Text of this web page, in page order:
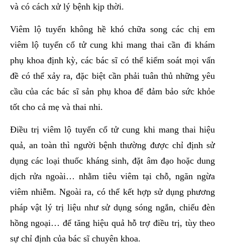
và có cách xử lý bệnh kịp thời.
Viêm lộ tuyến không hề khó chữa song các chị em
viêm lộ tuyến cổ tử cung khi mang thai cần đi khám
phụ khoa định kỳ, các bác sĩ có thể kiểm soát mọi vấn
đề có thể xảy ra, đặc biệt cần phải tuân thủ những yêu
cầu của các bác sĩ sản phụ khoa để đảm bảo sức khỏe
tốt cho cả mẹ và thai nhi.
Điều trị viêm lộ tuyến cổ tử cung khi mang thai hiệu
quả, an toàn thì người bệnh thường được chỉ định sử
dụng các loại thuốc kháng sinh, đặt âm đạo hoặc dung
dịch rửa ngoài… nhằm tiêu viêm tại chỗ, ngăn ngừa
viêm nhiễm. Ngoài ra, có thể kết hợp sử dụng phương
pháp vật lý trị liệu như sử dụng sóng ngắn, chiếu đèn
hồng ngoại… để tăng hiệu quả hỗ trợ điều trị, tùy theo
sự chỉ định của bác sĩ chuyên khoa.